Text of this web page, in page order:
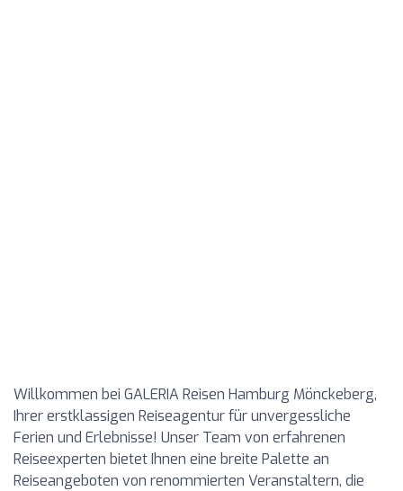
Willkommen bei GALERIA Reisen Hamburg Mönckeberg,
Ihrer erstklassigen Reiseagentur für unvergessliche
Ferien und Erlebnisse! Unser Team von erfahrenen
Reiseexperten bietet Ihnen eine breite Palette an
Reiseangeboten von renommierten Veranstaltern, die